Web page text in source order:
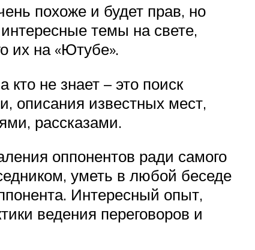
похоже и будет прав, но
темы на свете,
их на «Ютубе».
кто не знает – это поиск
описания известных мест,
рассказами.
оппонентов ради самого
уметь в любой беседе
Интересный опыт,
ведения переговоров и